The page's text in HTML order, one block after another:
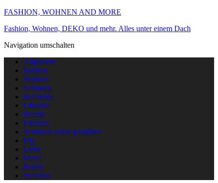
FASHION, WOHNEN AND MORE
Fashion, Wohnen, DEKO und mehr. Alles unter einem Dach
Navigation umschalten
Allgemein
Fashion
Wohnen
Schmuck
Heilsteine
Lifestyle
Beauty
Frisuren
Schmuck selbst gestallten
Diy
Liebe
Mami
Reisen
Wellness